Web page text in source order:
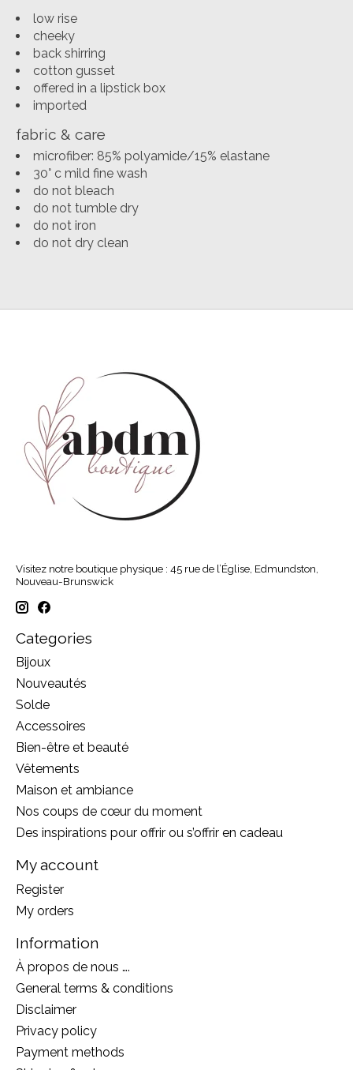
low rise
cheeky
back shirring
cotton gusset
offered in a lipstick box
imported
fabric & care
microfiber: 85% polyamide/15% elastane
30° c mild fine wash
do not bleach
do not tumble dry
do not iron
do not dry clean
Visitez notre boutique physique : 45 rue de l’Église, Edmundston,
Nouveau-Brunswick
Categories
Bijoux
Nouveautés
Solde
Accessoires
Bien-être et beauté
Vêtements
Maison et ambiance
Nos coups de cœur du moment
Des inspirations pour offrir ou s’offrir en cadeau
My account
Register
My orders
Information
À propos de nous ….
General terms & conditions
Disclaimer
Privacy policy
Payment methods